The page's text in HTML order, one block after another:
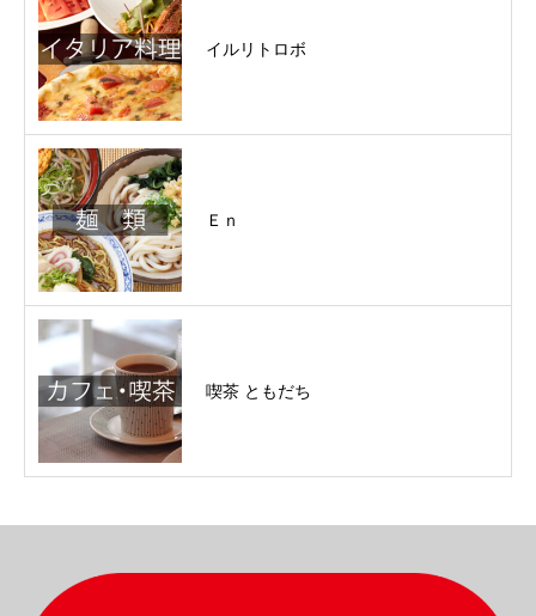
イルリトロボ
Ｅｎ
喫茶 ともだち